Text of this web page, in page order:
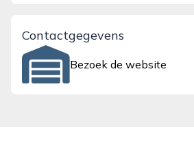
Contactgegevens
Bezoek de website